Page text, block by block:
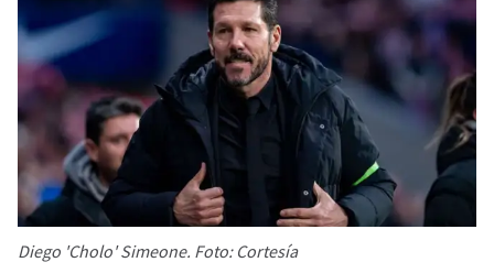
Diego 'Cholo' Simeone. Foto: Cortesía